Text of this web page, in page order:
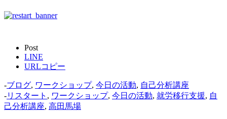
Post
LINE
URLコピー
-ブログ, ワークショップ, 今日の活動, 自己分析講座
-リスタート , ワークショップ, 今日の活動, 就労移行支援, 自
己分析講座, 高田馬場